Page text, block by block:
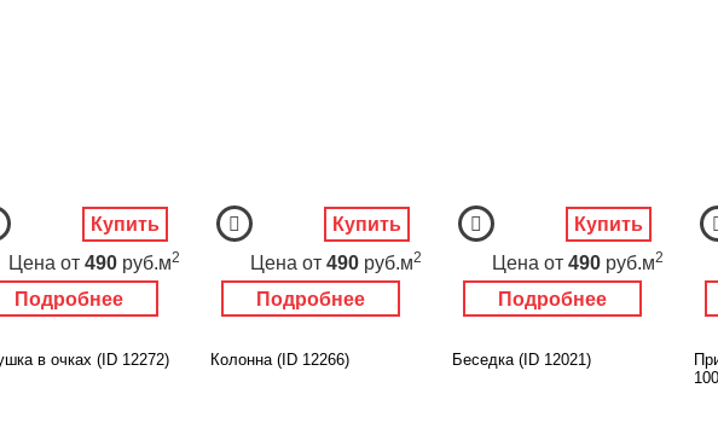
Подробнее
Цена от 490 руб.м2
Купить
Подробнее
Цена от 490 руб.м2
Купить
Подробнее
Цена от 490 руб.м2
Купить
в очках (ID 12272) Колонна (ID 12266) Беседка (ID 12021)